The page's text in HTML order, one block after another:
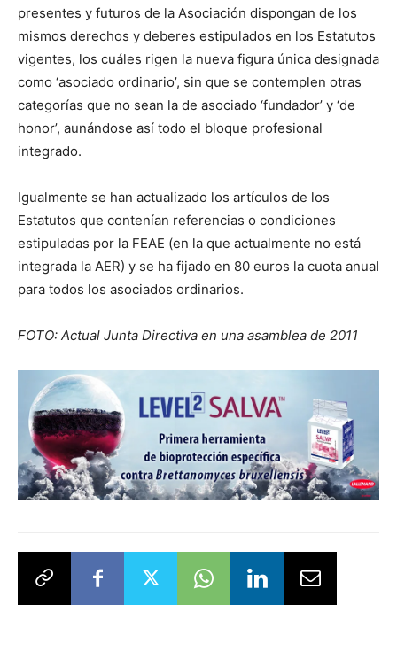
presentes y futuros de la Asociación dispongan de los
mismos derechos y deberes estipulados en los Estatutos
vigentes, los cuáles rigen la nueva figura única designada
como ‘asociado ordinario’, sin que se contemplen otras
categorías que no sean la de asociado ‘fundador’ y ‘de
honor’, aunándose así todo el bloque profesional
integrado.
Igualmente se han actualizado los artículos de los
Estatutos que contenían referencias o condiciones
estipuladas por la FEAE (en la que actualmente no está
integrada la AER) y se ha fijado en 80 euros la cuota anual
para todos los asociados ordinarios.
FOTO: Actual Junta Directiva en una asamblea de 2011